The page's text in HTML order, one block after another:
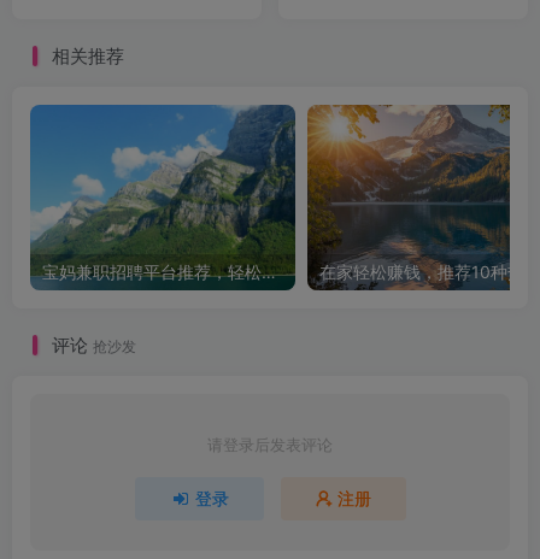
相关推荐
宝妈兼职招聘平台推荐，轻松找到理想工作！
评论 抢沙发
请登录后发表评论
登录 注册